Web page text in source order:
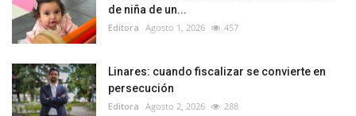
de niña de un...
Editora Agosto 1, 2026 457
Linares: cuando fiscalizar se convierte en
persecución
Editora Agosto 2, 2026 288